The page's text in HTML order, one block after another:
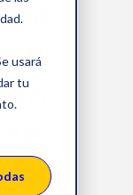
usará
tu
y